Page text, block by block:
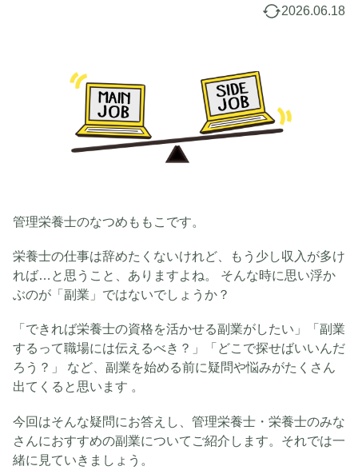
2026.06.18
管理栄養士のなつめももこです。
栄養士の仕事は辞めたくないけれど、もう少し収入が多け
れば…と思うこと、ありますよね。 そんな時に思い浮か
ぶのが「副業」ではないでしょうか？
「できれば栄養士の資格を活かせる副業がしたい」「副業
するって職場には伝えるべき？」「どこで探せばいいんだ
ろう？」 など、副業を始める前に疑問や悩みがたくさん
出てくると思います 。
今回はそんな疑問にお答えし、管理栄養士・栄養士のみな
さんにおすすめの副業についてご紹介します。それでは一
緒に見ていきましょう。